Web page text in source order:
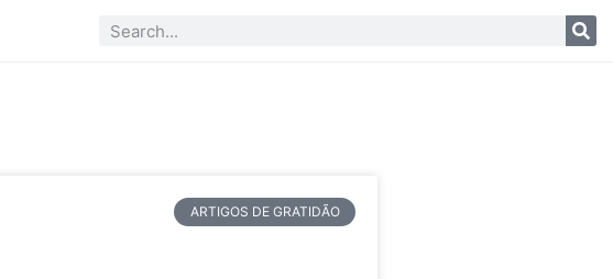
ARTIGOS DE GRATIDÃO